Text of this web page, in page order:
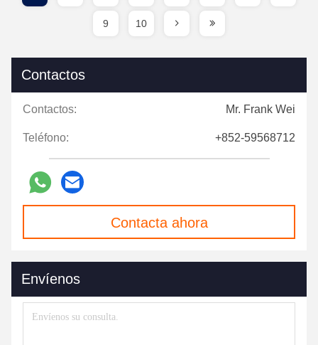
9 10
Contactos
Contactos: Mr. Frank Wei
Teléfono: +852-59568712
Contacta ahora
Envíenos